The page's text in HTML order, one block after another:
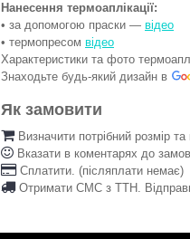
Нанесення термоаплікації:
• за допомогою праски — відео
• термопресом відео
Характеристики та фото
Знаходьте будь-який дизайн в
Як замовити
Визначити потрібний розмір та
Вказати в коментарях до
Сплатити. (післяплати немає)
Отримати СМС з ТТН.